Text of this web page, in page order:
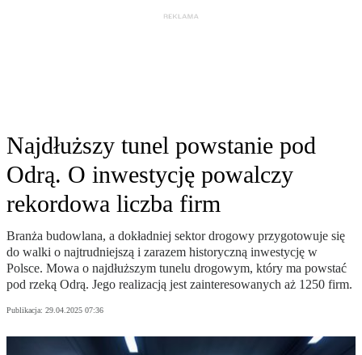
Najdłuższy tunel powstanie pod
Odrą. O inwestycję powalczy
rekordowa liczba firm
Branża budowlana, a dokładniej sektor drogowy przygotowuje się
do walki o najtrudniejszą i zarazem historyczną inwestycję w
Polsce. Mowa o najdłuższym tunelu drogowym, który ma powstać
pod rzeką Odrą. Jego realizacją jest zainteresowanych aż 1250 firm.
Publikacja: 29.04.2025 07:36